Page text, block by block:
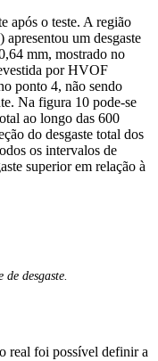
após o teste. A região
um desgaste
mm, mostrado no
por HVOF
ponto 4, não sendo
Na figura 10 pode-se
ao longo das 600
do desgaste total dos
os intervalos de
superior em relação à
desgaste.
real foi possível definir a